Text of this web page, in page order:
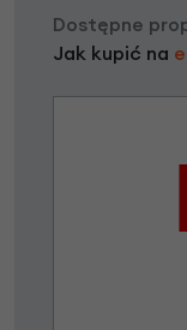
Dostępne
Jak kupić na